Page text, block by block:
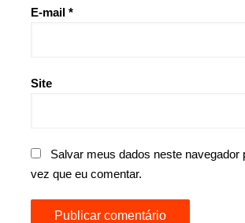
E-mail *
Site
Salvar meus dados neste navegador
vez que eu comentar.